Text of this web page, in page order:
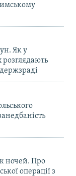
Як у
ночей. Про
операції з